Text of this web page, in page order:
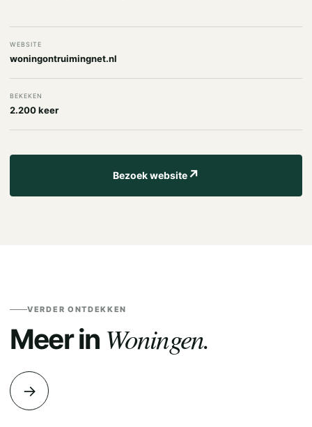
WEBSITE
woningontruimingnet.nl
BEKEKEN
2.200 keer
Bezoek website↗
VERDER ONTDEKKEN
Meer in Woningen.
→